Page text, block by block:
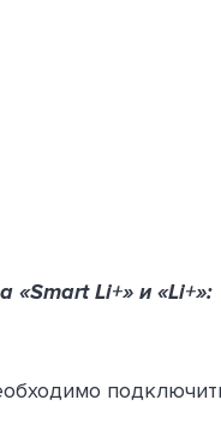
«Smart Li+» и «Li+»: